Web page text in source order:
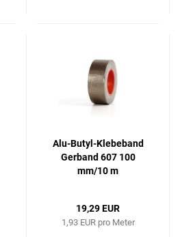
Alu-Butyl-Klebeband
Gerband 607 100
mm/10 m
19,29 EUR
1,93 EUR pro Meter